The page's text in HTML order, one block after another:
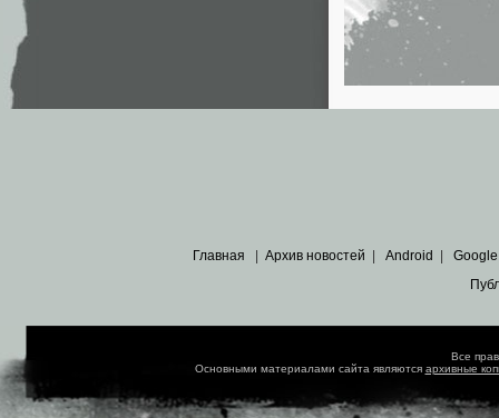
Главная | Архив новостей | Android | Google
Все
Основными материалами сайта являются архивные